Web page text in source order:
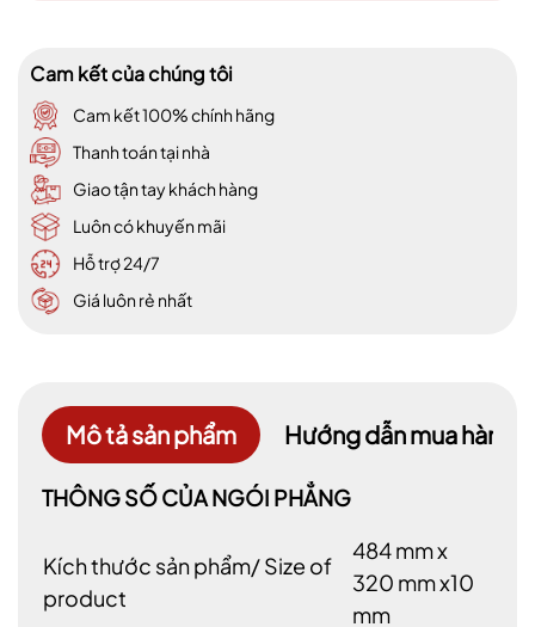
Cam kết của chúng tôi
Cam kết 100% chính hãng
Thanh toán tại nhà
Giao tận tay khách hàng
Luôn có khuyến mãi
Hỗ trợ 24/7
Giá luôn rẻ nhất
Mô tả sản phẩm Hướng dẫn mua hàng
THÔNG SỐ CỦA NGÓI PHẲNG
Kích thước sản phẩm/ Size of
product
484 mm x
320 mm x10
mm